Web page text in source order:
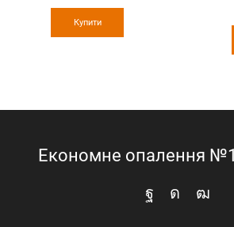
Купити
Економне опалення №1